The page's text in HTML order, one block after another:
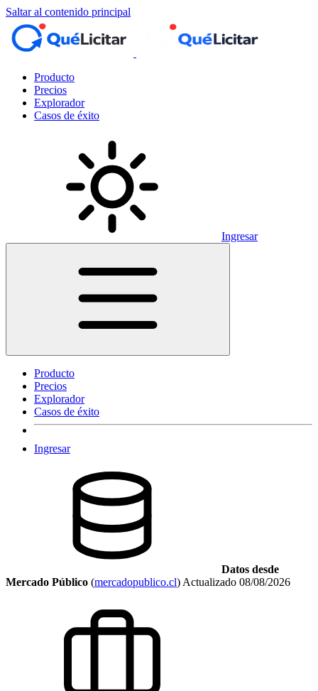
Saltar al contenido principal
Producto
Precios
Explorador
Casos de éxito
Ingresar
Producto
Precios
Explorador
Casos de éxito
Ingresar
Datos desde
Mercado Público (mercadopublico.cl) Actualizado 08/08/2026